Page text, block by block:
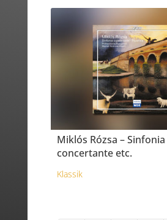
Miklós Rózsa – Sinfonia
concertante etc.
Klassik